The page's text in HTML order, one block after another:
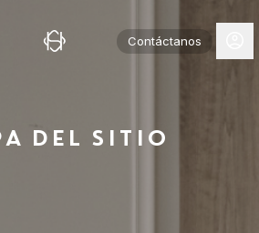
Contáctanos
DEL SITIO